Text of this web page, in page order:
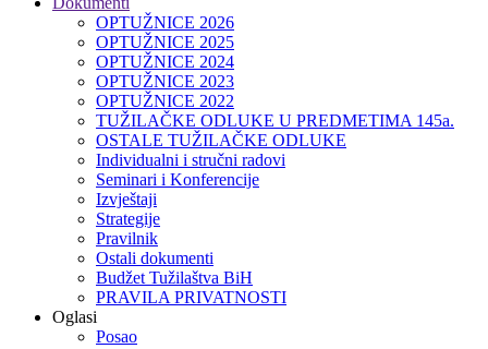
OPTUŽNICE 2026
OPTUŽNICE 2025
OPTUŽNICE 2024
OPTUŽNICE 2023
OPTUŽNICE 2022
TUŽILAČKE ODLUKE U PREDMETIMA 145a.
OSTALE TUŽILAČKE ODLUKE
Individualni i stručni radovi
Seminari i Konferencije
Izvještaji
Strategije
Pravilnik
Ostali dokumenti
Budžet Tužilaštva BiH
PRAVILA PRIVATNOSTI
Oglasi
Posao